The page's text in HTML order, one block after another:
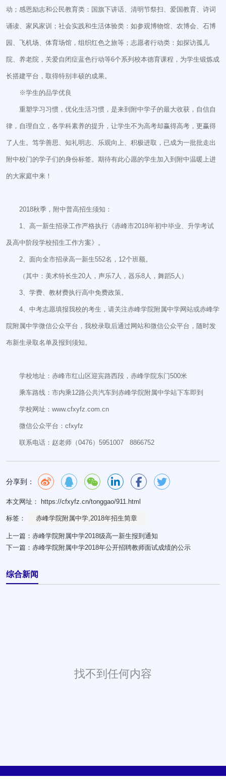
动；感恩励志和公民教育类：国旗下讲话、清明节祭扫、爱国教育、诗词
诵读、家风家训；社会实践和生活体验类：如参观博物馆、农博会、石博
园、飞机场、体育场馆，组织红色之旅等；志愿者行动类：如探访孤儿
院、养老院，关爱自闭症蓝色行动等6个系列校本德育课程，为学生锻炼成
长搭建平台，取得特别丰硕的成果。
※学生的品学优良
重塑学习习惯，优化生活习惯，是来到附中学子的最大收获，自信自
律，自理自立，各学科素养的提升，让学生不为高考却赢得高考，更赢得
了人生。笃学善思、知礼明志、乐观向上、积极进取，已成为一批批走出
附中校门的学子们的身份标签。期待有此心愿的学生加入到附中温暖上进
的大家庭中来！
2018秋季，附中普高招生须知：
1、高一新生招录工作严格执行《赤峰市2018年初中毕业、升学考试
及高中阶段学校招生工作方案》。
2、面向全市招录高一新生552名，12个班额。
（其中：美术特长生20人，声乐7人，器乐8人，舞蹈5人）
3、学费、教材费执行高中免费政策。
4、中考志愿填报我校的考生，请关注赤峰学院附属中学网站或赤峰学
院附属中学微信公众平台，我校录取后通过网站和微信公众平台，随时发
布新生录取名单及报到须知。
学校地址：赤峰市红山区迎宾路西段，赤峰学院东门500米
乘车路线：市内乘12路公共汽车到赤峰学院附属中学站下车即到
学校网址：www.cfxyfz.com.cn
微信公众平台：cfxyfz
联系电话：赵老师（0476）5951007 8866752
分享到：
本文网址： https://cfxyfz.cn/tonggao/911.html
标签： 赤峰学院附属中学,2018年招生简章
上一篇： 赤峰学院附属中学2018级高一新生报到通知
下一篇： 赤峰学院附属中学2018年公开招聘教师面试成绩的公示
综合新闻
找不到任何内容